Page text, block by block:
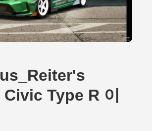
Type R 이